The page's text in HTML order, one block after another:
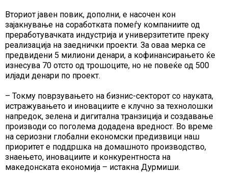
Вториот јавен повик, дополни, е насочен кон
зајакнување на соработката помеѓу компаниите од
преработувачката индустрија и универзитетите преку
реализација на заеднички проекти. За оваа мерка се
предвидени 5 милиони денари, а кофинансирањето ќе
изнесува 70 отсто од трошоците, но не повеќе од 500
илјади денари по проект.
– Токму поврзувањето на бизнис-секторот со науката,
истражувањето и иновациите е клучно за технолошки
напредок, зелена и дигитална транзиција и создавање
производи со поголема додадена вредност. Во време
на сериозни глобални економски предизвици наш
приоритет е поддршка на домашното производство,
знаењето, иновациите и конкурентноста на
македонската економија – истакна Дурмиши.